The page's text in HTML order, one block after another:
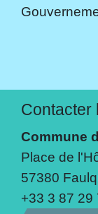
Contacter
Commune
Place de
57380
+33 3 87 29